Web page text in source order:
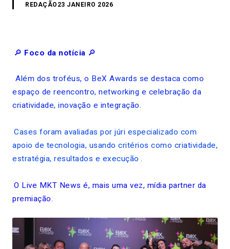
REDAÇÃO 23 JANEIRO 2026
🔎 Foco da notícia 🔎
Além dos troféus, o BeX Awards se destaca como
espaço de reencontro, networking e celebração da
criatividade, inovação e integração.
Cases foram avaliadas por júri especializado com
apoio de tecnologia, usando critérios como criatividade,
estratégia, resultados e execução .
O Live MKT News é, mais uma vez, mídia partner da
premiação.